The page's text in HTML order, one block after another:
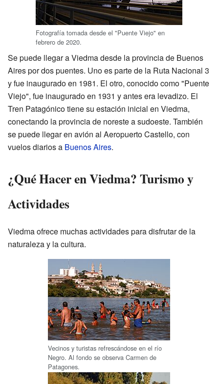
Fotografía tomada desde el "Puente Viejo" en
febrero de 2020.
Se puede llegar a Viedma desde la provincia de Buenos
Aires por dos puentes. Uno es parte de la Ruta Nacional 3
y fue inaugurado en 1981. El otro, conocido como "Puente
Viejo", fue inaugurado en 1931 y antes era levadizo. El
Tren Patagónico tiene su estación inicial en Viedma,
conectando la provincia de noreste a sudoeste. También
se puede llegar en avión al Aeropuerto Castello, con
vuelos diarios a Buenos Aires.
¿Qué Hacer en Viedma? Turismo y
Actividades
Viedma ofrece muchas actividades para disfrutar de la
naturaleza y la cultura.
Vecinos y turistas refrescándose en el río
Negro. Al fondo se observa Carmen de
Patagones.